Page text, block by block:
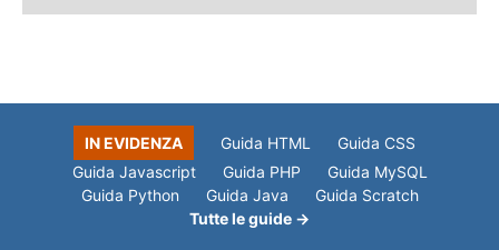
IN EVIDENZA Guida HTML
Guida CSS
Guida Javascript
Guida PHP
Guida MySQL
Guida Python
Guida Java
Guida Scratch
Tutte le guide →